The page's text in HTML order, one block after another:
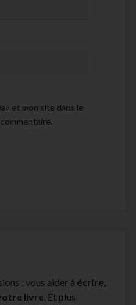
et mon site dans le
: vous aider à écrire,
livre. Et plus